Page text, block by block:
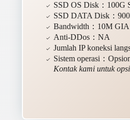
SSD OS Disk：100G
SSD DATA Disk：
Bandwidth：10M GIA
Anti-DDos：NA
Jumlah IP koneksi
Sistem operasi：
Kontak kami untuk